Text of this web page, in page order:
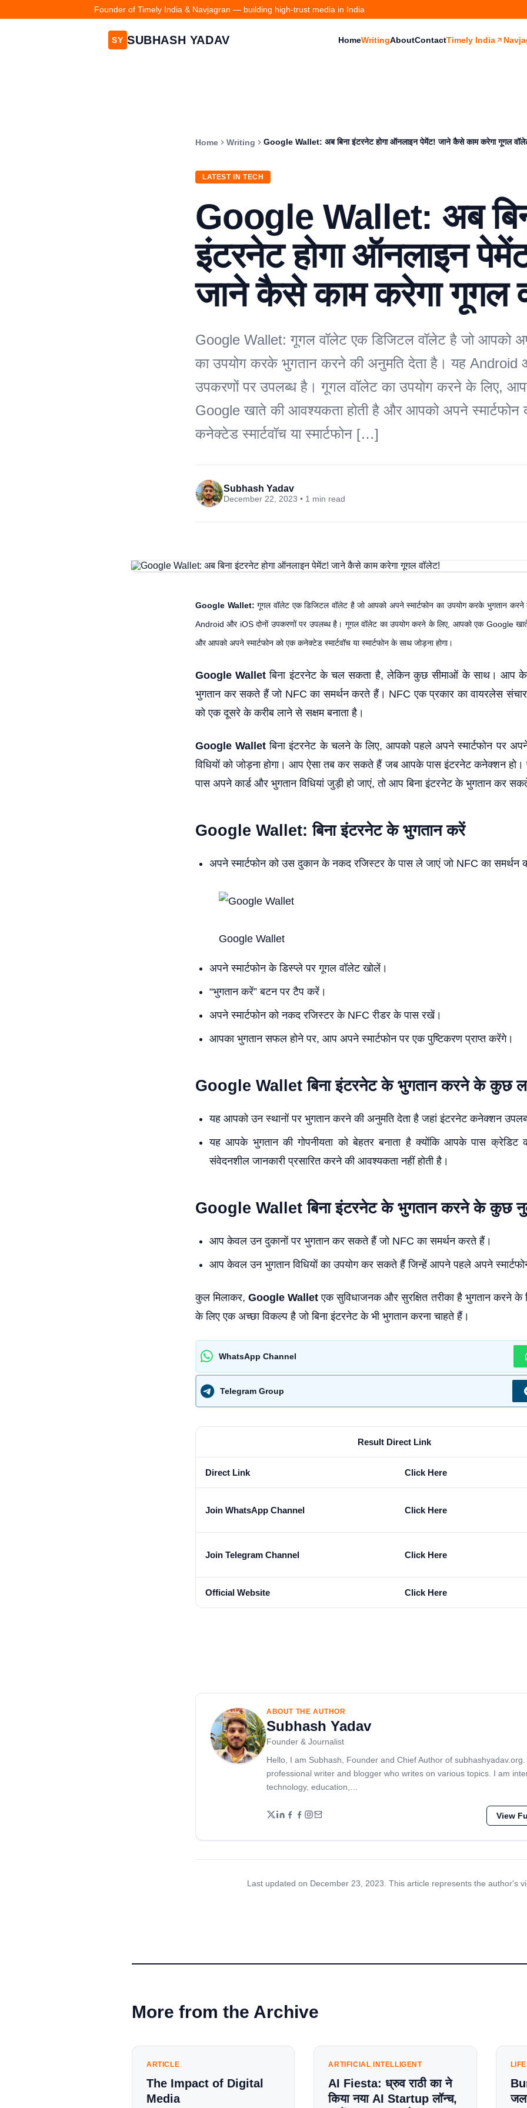
Founder of Timely India & Navjagran — building high-trust media in India
SY SUBHASH YADAV HomeWritingAboutContactTimely India
Home Writing Google Wallet: अब बिना इंटरनेट होगा ऑनलाइन पेमेंट! जाने कैसे काम करेगा गूगल
LATEST IN TECH
Google Wallet: अब
इंटरनेट होगा ऑनलाइन
जाने कैसे काम करेगा गूगल
Google Wallet: गूगल वॉलेट एक डिजिटल वॉलेट है जो आपको
का उपयोग करके भुगतान करने की अनुमति देता है। यह Android
उपकरणों पर उपलब्ध है। गूगल वॉलेट का उपयोग करने के लिए,
Google खाते की आवश्यकता होती है और आपको अपने स्मार्टफोन
कनेक्टेड स्मार्टवॉच या स्मार्टफोन […]
Subhash Yadav
December 22, 2023 • 1 min read
Google Wallet: गूगल वॉलेट एक डिजिटल वॉलेट है जो आपको अपने स्मार्टफोन का उपयोग करके भुगतान
Android और iOS दोनों उपकरणों पर उपलब्ध है। गूगल वॉलेट का उपयोग करने के लिए, आपको एक Google
और आपको अपने स्मार्टफोन को एक कनेक्टेड स्मार्टवॉच या स्मार्टफोन के साथ जोड़ना होगा।
Google Wallet बिना इंटरनेट के चल सकता है, लेकिन कुछ सीमाओं के साथ। आप
भुगतान कर सकते हैं जो NFC का समर्थन करते हैं। NFC एक प्रकार का वायरलेस संचार
को एक दूसरे के करीब लाने से सक्षम बनाता है।
Google Wallet बिना इंटरनेट के चलने के लिए, आपको पहले अपने स्मार्टफोन पर
विधियों को जोड़ना होगा। आप ऐसा तब कर सकते हैं जब आपके पास इंटरनेट कनेक्शन
पास अपने कार्ड और भुगतान विधियां जुड़ी हो जाएं, तो आप बिना इंटरनेट के भुगतान कर
Google Wallet: बिना इंटरनेट के भुगतान करें
अपने स्मार्टफोन को उस दुकान के नकद रजिस्टर के पास ले जाएं जो NFC का समर्थन
Google Wallet
अपने स्मार्टफोन के डिस्प्ले पर गूगल वॉलेट खोलें।
“भुगतान करें” बटन पर टैप करें।
अपने स्मार्टफोन को नकद रजिस्टर के NFC रीडर के पास रखें।
आपका भुगतान सफल होने पर, आप अपने स्मार्टफोन पर एक पुष्टिकरण प्राप्त करेंगे।
Google Wallet बिना इंटरनेट के भुगतान करने के कुछ
यह आपको उन स्थानों पर भुगतान करने की अनुमति देता है जहां इंटरनेट कनेक्शन
यह आपके भुगतान की गोपनीयता को बेहतर बनाता है क्योंकि आपके पास क्रेडिट
संवेदनशील जानकारी प्रसारित करने की आवश्यकता नहीं होती है।
Google Wallet बिना इंटरनेट के भुगतान करने के कुछ
आप केवल उन दुकानों पर भुगतान कर सकते हैं जो NFC का समर्थन करते हैं।
आप केवल उन भुगतान विधियों का उपयोग कर सकते हैं जिन्हें आपने पहले अपने
कुल मिलाकर,Google Wallet एक सुविधाजनक और सुरक्षित तरीका है भुगतान करने के
के लिए एक अच्छा विकल्प है जो बिना इंटरनेट के भी भुगतान करना चाहते हैं।
WhatsApp Channel
Telegram Group
Result Direct Link
Direct Link Click Here
Join WhatsApp Channel Click Here
Join Telegram Channel Click Here
Official Website Click Here
ABOUT THE AUTHOR
Subhash Yadav
Founder & Journalist
Hello, I am Subhash, Founder and Chief Author of subhashyadav.org.
professional writer and blogger who writes on various topics. I am
technology, education,…
View
Last updated on December 23, 2023. This article represents the author's
More from the Archive
ARTICLE
The Impact of Digital
Media
ARTIFICIAL INTELLIGENT
AI Fiesta: ध्रुव राठी का ने
किया नया AI Startup लॉन्च,